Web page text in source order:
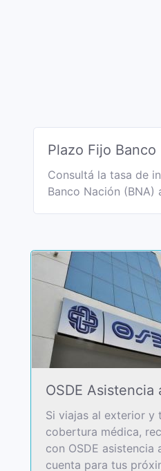
Plazo Fijo Banco
Consultá la tasa de
Banco Nación (BNA)
OSDE Asistencia
Si viajas al exterior y
cobertura médica,
con OSDE asistencia
cuenta para tus